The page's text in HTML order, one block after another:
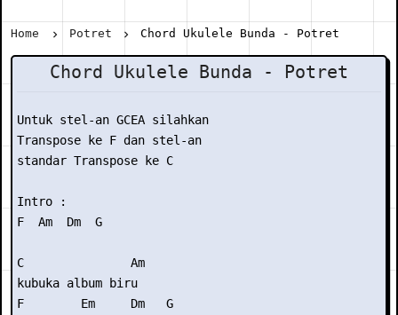
Home Potret Chord Ukulele Bunda - Potret
Chord Ukulele Bunda - Potret
Untuk stel-an GCEA silahkan
Transpose ke F dan stel-an
standar Transpose ke C
Intro :
F  Am  Dm  G
C               Am
kubuka album biru
F        Em     Dm   G